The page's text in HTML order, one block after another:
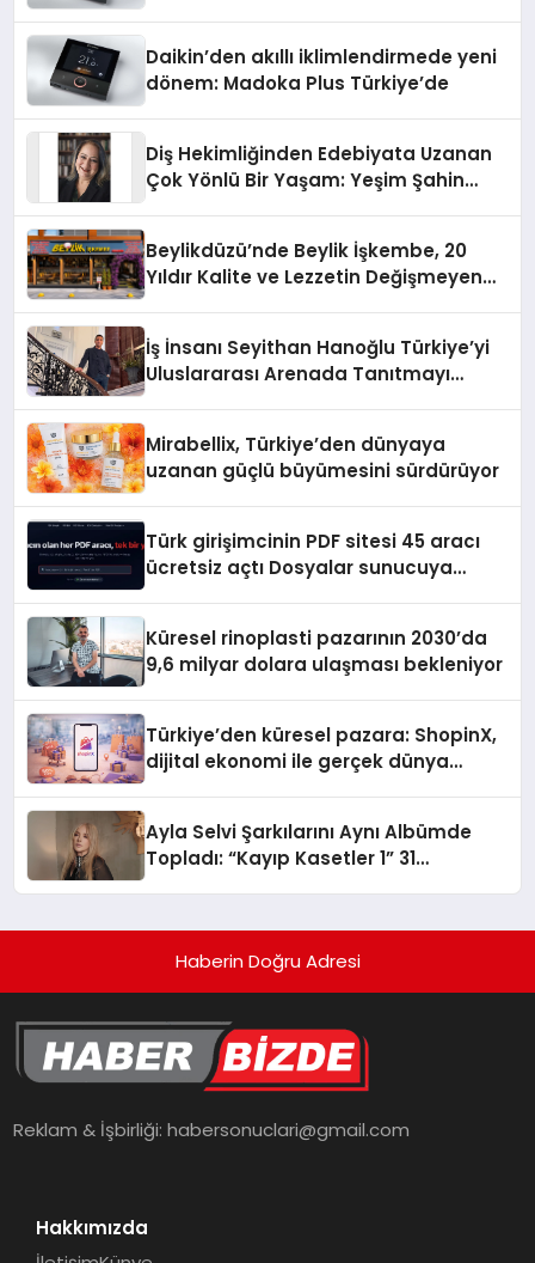
Daikin’den akıllı iklimlendirmede yeni
dönem: Madoka Plus Türkiye’de
Diş Hekimliğinden Edebiyata Uzanan
Çok Yönlü Bir Yaşam: Yeşim Şahin
Beylikdüzü’nde Beylik İşkembe, 20
Yıldır Kalite ve Lezzetin Değişmeyen
İş İnsanı Seyithan Hanoğlu Türkiye’yi
Uluslararası Arenada Tanıtmayı
Mirabellix, Türkiye’den dünyaya
uzanan güçlü büyümesini sürdürüyor
Türk girişimcinin PDF sitesi 45 aracı
ücretsiz açtı Dosyalar sunucuya
Küresel rinoplasti pazarının 2030’da
9,6 milyar dolara ulaşması bekleniyor
Türkiye’den küresel pazara: ShopinX,
dijital ekonomi ile gerçek dünya
Ayla Selvi Şarkılarını Aynı Albümde
Topladı: “Kayıp Kasetler 1” 31
Haberin Doğru Adresi
Reklam & İşbirliği:habersonuclari@gmail.com
Hakkımızda